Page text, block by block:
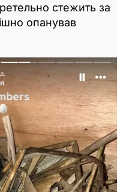
стежить за
опанував